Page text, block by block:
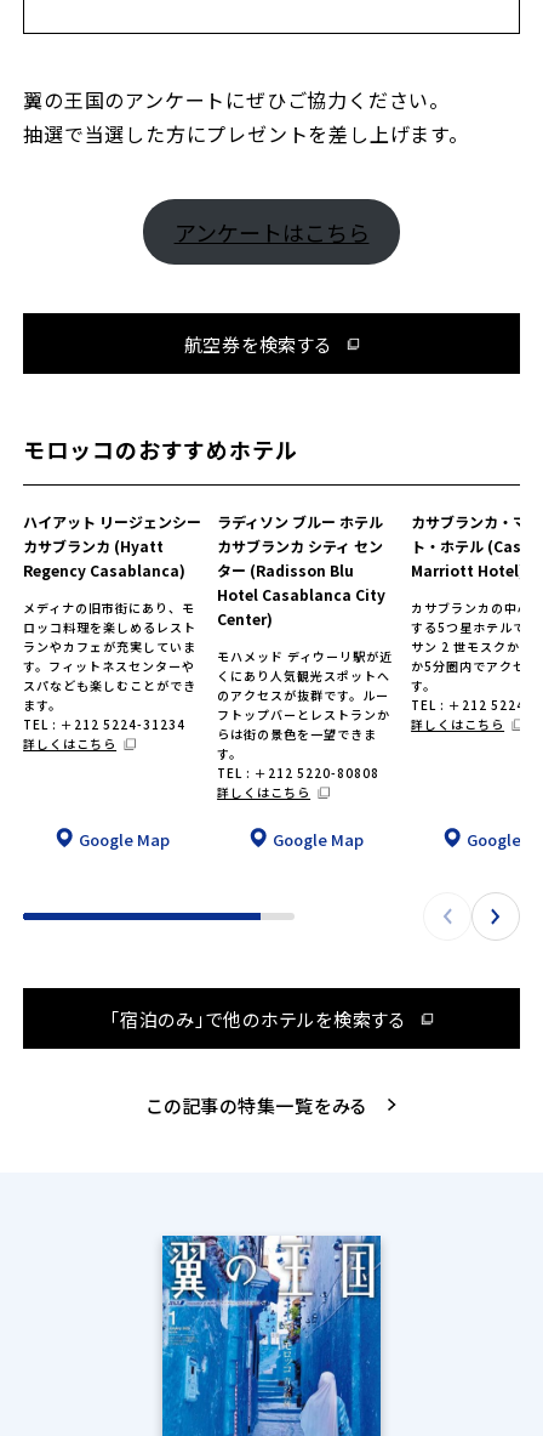
翼の王国のアンケートにぜひご協力ください。
抽選で当選した方にプレゼントを差し上げます。
アンケートはこちら
航空券を検索する
モロッコのおすすめホテル
ハイアット リージェンシー
カサブランカ (Hyatt
Regency Casablanca)
メディナの旧市街にあり、モ
ロッコ料理を楽しめるレスト
ランやカフェが充実していま
す。フィットネスセンターや
スパなども楽しむことができ
ます。
TEL : ＋212 5224-31234
詳しくはこちら
Google Map
ラディソン ブルー ホテル
カサブランカ シティ セン
ター (Radisson Blu
Hotel Casablanca City
Center)
モハメッド ディウーリ駅が近
くにあり人気観光スポットへ
のアクセスが抜群です。ルー
フトップバーとレストランか
らは街の景色を一望できま
す。
TEL : ＋212 5220-80808
詳しくはこちら
Google Map
カサブランカ・マ
ト・ホテル
Marriott Hotel)
カサブランカの中心
する5つ星ホテルです
サン 2 世モスクから
か5分圏内でアクセス
す。
TEL : ＋212 5224-
詳しくはこちら
Google
「宿泊のみ」で他のホテルを検索する
この記事の特集一覧をみる